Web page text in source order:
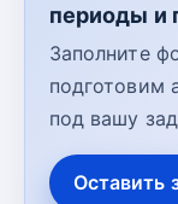
периоды и
Заполните
подготовим
под вашу
Оставить